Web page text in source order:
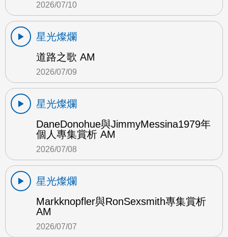
2026/07/10
星光燦爛
道路之歌 AM
2026/07/09
星光燦爛
DaneDonohue與JimmyMessina1979年
個人專集賞析 AM
2026/07/08
星光燦爛
Markknopfler與RonSexsmith專集賞析
AM
2026/07/07